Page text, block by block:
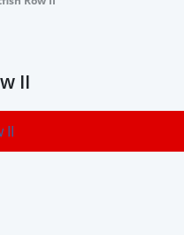
II
II